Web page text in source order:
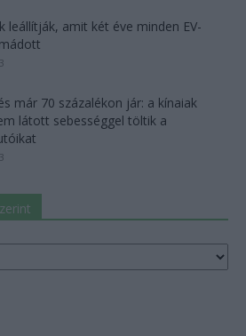
leállítják, amit két éve minden EV-
már 70 százalékon jár: a kínaiak
látott sebességgel töltik a